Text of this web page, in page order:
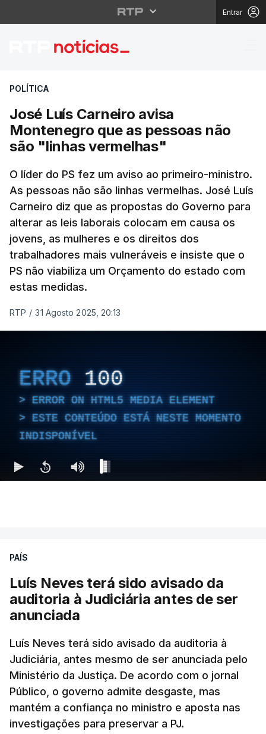
Entrar
José Luís Carneiro
POLÍTICA
José Luís Carneiro avisa
Montenegro que as pessoas não
são "linhas vermelhas"
O líder do PS fez um aviso ao primeiro-ministro.
As pessoas não são linhas vermelhas. José Luís
Carneiro diz que as propostas do Governo para
alterar as leis laborais colocam em causa os
jovens, as mulheres e os direitos dos
trabalhadores mais vulneráveis e insiste que o
PS não viabiliza um Orçamento do estado com
estas medidas.
RTP / 31 Agosto 2025, 20:13
ERRO 100
ERROR ON HTML5 MEDIA ELEMENT
ESTE CONTEÚDO ESTÁ NESTE MOMENTO
INDISPONÍVEL
PAÍS
Luís Neves terá sido avisado da
auditoria à Judiciária antes de ser
anunciada
Luís Neves terá sido avisado da auditoria à
Judiciária, antes mesmo de ser anunciada pelo
Ministério da Justiça. De acordo com o jornal
Público, o governo admite desgaste, mas
mantém a confiança no ministro e aposta nas
investigações para preservar a PJ.